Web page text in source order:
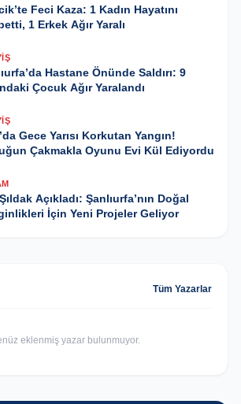
Feci Kaza: 1 Kadın Hayatını
1 Erkek Ağır Yaralı
Hastane Önünde Saldırı: 9
Çocuk Ağır Yaralandı
Gece Yarısı Korkutan Yangın!
Çakmakla Oyunu Evi Kül Ediyordu
Açıkladı: Şanlıurfa’nın Doğal
İçin Yeni Projeler Geliyor
Tüm Yazarlar
eklenmiş yazar bulunmuyor.